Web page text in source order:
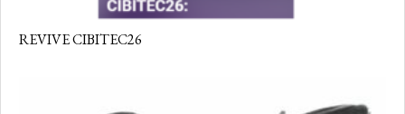
REVIVE CIBITEC26